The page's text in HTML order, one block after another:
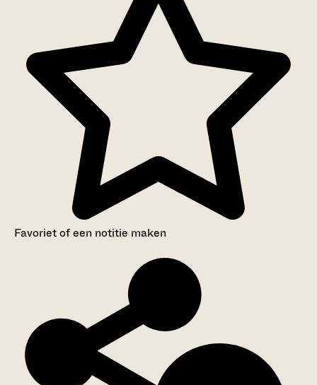
Favoriet of een notitie maken